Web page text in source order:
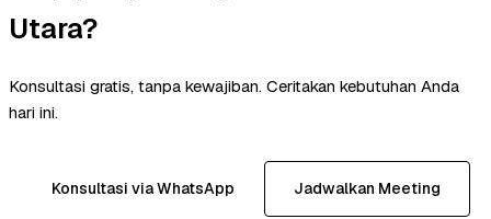
Utara?
Konsultasi gratis, tanpa kewajiban. Ceritakan kebutuhan Anda
hari ini.
Konsultasi via WhatsApp Jadwalkan Meeting